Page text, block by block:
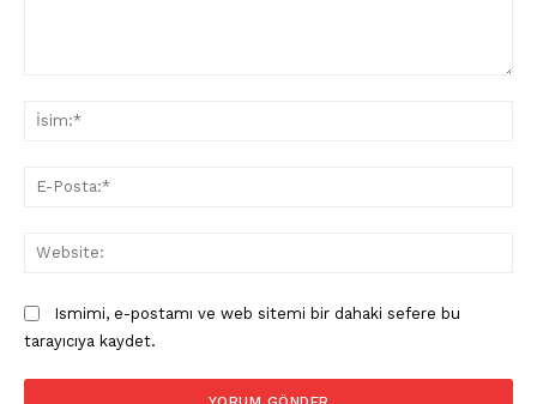
Ismimi, e-postamı ve web sitemi bir dahaki sefere bu
tarayıcıya kaydet.